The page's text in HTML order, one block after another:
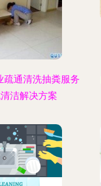
疏通清洗抽粪服务
洁解决方案